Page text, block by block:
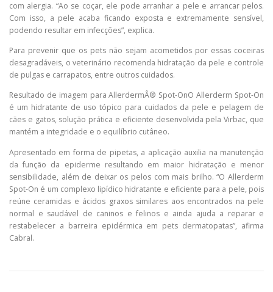
com alergia. “Ao se coçar, ele pode arranhar a pele e arrancar pelos.
Com isso, a pele acaba ficando exposta e extremamente sensível,
podendo resultar em infecções”, explica.
Para prevenir que os pets não sejam acometidos por essas coceiras
desagradáveis, o veterinário recomenda hidratação da pele e controle
de pulgas e carrapatos, entre outros cuidados.
Resultado de imagem para AllerdermÂ® Spot-OnO Allerderm Spot-On
é um hidratante de uso tópico para cuidados da pele e pelagem de
cães e gatos, solução prática e eficiente desenvolvida pela Virbac, que
mantém a integridade e o equilíbrio cutâneo.
Apresentado em forma de pipetas, a aplicação auxilia na manutenção
da função da epiderme resultando em maior hidratação e menor
sensibilidade, além de deixar os pelos com mais brilho. “O Allerderm
Spot-On é um complexo lipídico hidratante e eficiente para a pele, pois
reúne ceramidas e ácidos graxos similares aos encontrados na pele
normal e saudável de caninos e felinos e ainda ajuda a reparar e
restabelecer a barreira epidérmica em pets dermatopatas”, afirma
Cabral.